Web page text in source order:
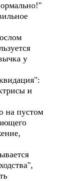
у
и
на пустом